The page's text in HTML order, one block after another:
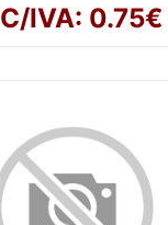
C/IVA: 0.75€